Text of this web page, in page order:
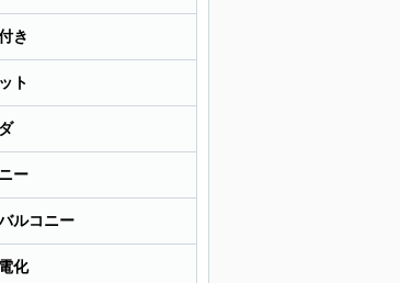
き
ト
ー
ルコニー
化